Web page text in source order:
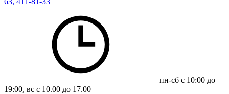
пн-сб с 10:00 до
19:00, вс с 10.00 до 17.00